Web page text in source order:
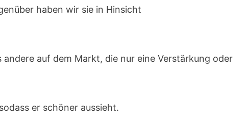
haben wir sie in Hinsicht
auf dem Markt, die nur eine Verstärkung oder
er schöner aussieht.